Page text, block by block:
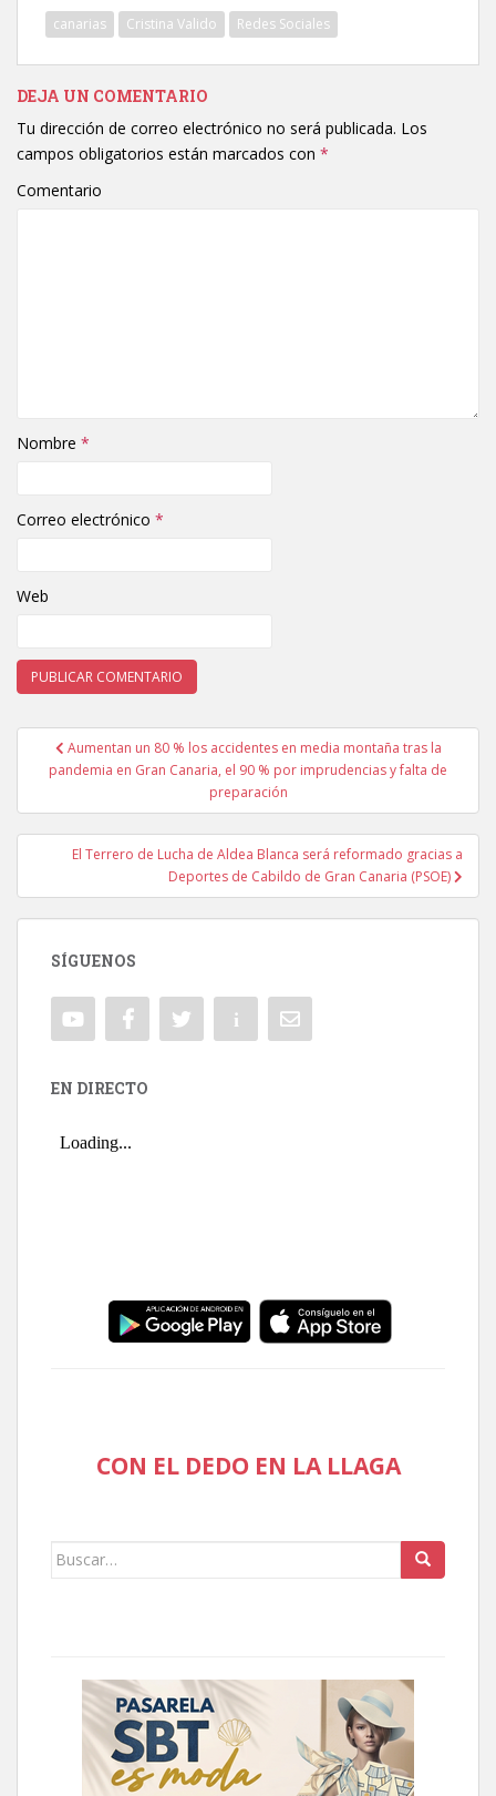
canarias Cristina Valido Redes Sociales
DEJA UN COMENTARIO
Tu dirección de correo electrónico no será publicada. Los
campos obligatorios están marcados con *
Comentario
Nombre *
Correo electrónico *
Web
Navegación de entradas
Aumentan un 80 % los accidentes en media montaña tras la
pandemia en Gran Canaria, el 90 % por imprudencias y falta de
preparación
El Terrero de Lucha de Aldea Blanca será reformado gracias a
Deportes de Cabildo de Gran Canaria (PSOE)
SÍGUENOS
EN DIRECTO
CON EL DEDO EN LA LLAGA
Buscar: